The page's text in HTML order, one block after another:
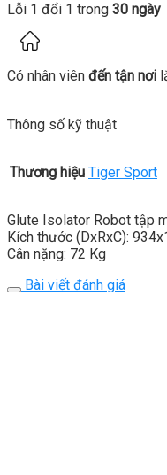
Lỗi 1 đổi 1 trong 30 ngày
Có nhân viên đến tận nơi
Thông số kỹ thuật
Thương hiệu Tiger Sport
Glute Isolator Robot tập
Kích thước (DxRxC):
Cân nặng: 72 Kg
Bài viết đánh giá